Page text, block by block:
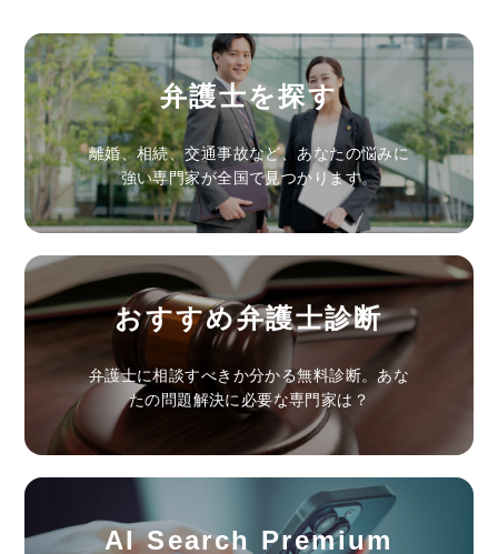
弁護士を探す
離婚、相続、交通事故など、あなたの悩みに
強い専門家が全国で見つかります。
おすすめ弁護士診断
弁護士に相談すべきか分かる無料診断。あな
たの問題解決に必要な専門家は？
AI Search Premium